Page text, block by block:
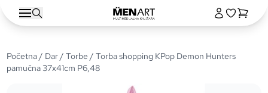
Početna/ Dar/Torbe / Torba shopping KPop Demon Hunters
pamučna 37x41cm P6,48